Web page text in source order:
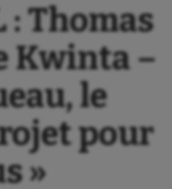
: Thomas
Kwinta –
le
pour
»